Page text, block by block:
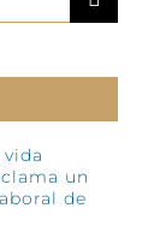
un
de